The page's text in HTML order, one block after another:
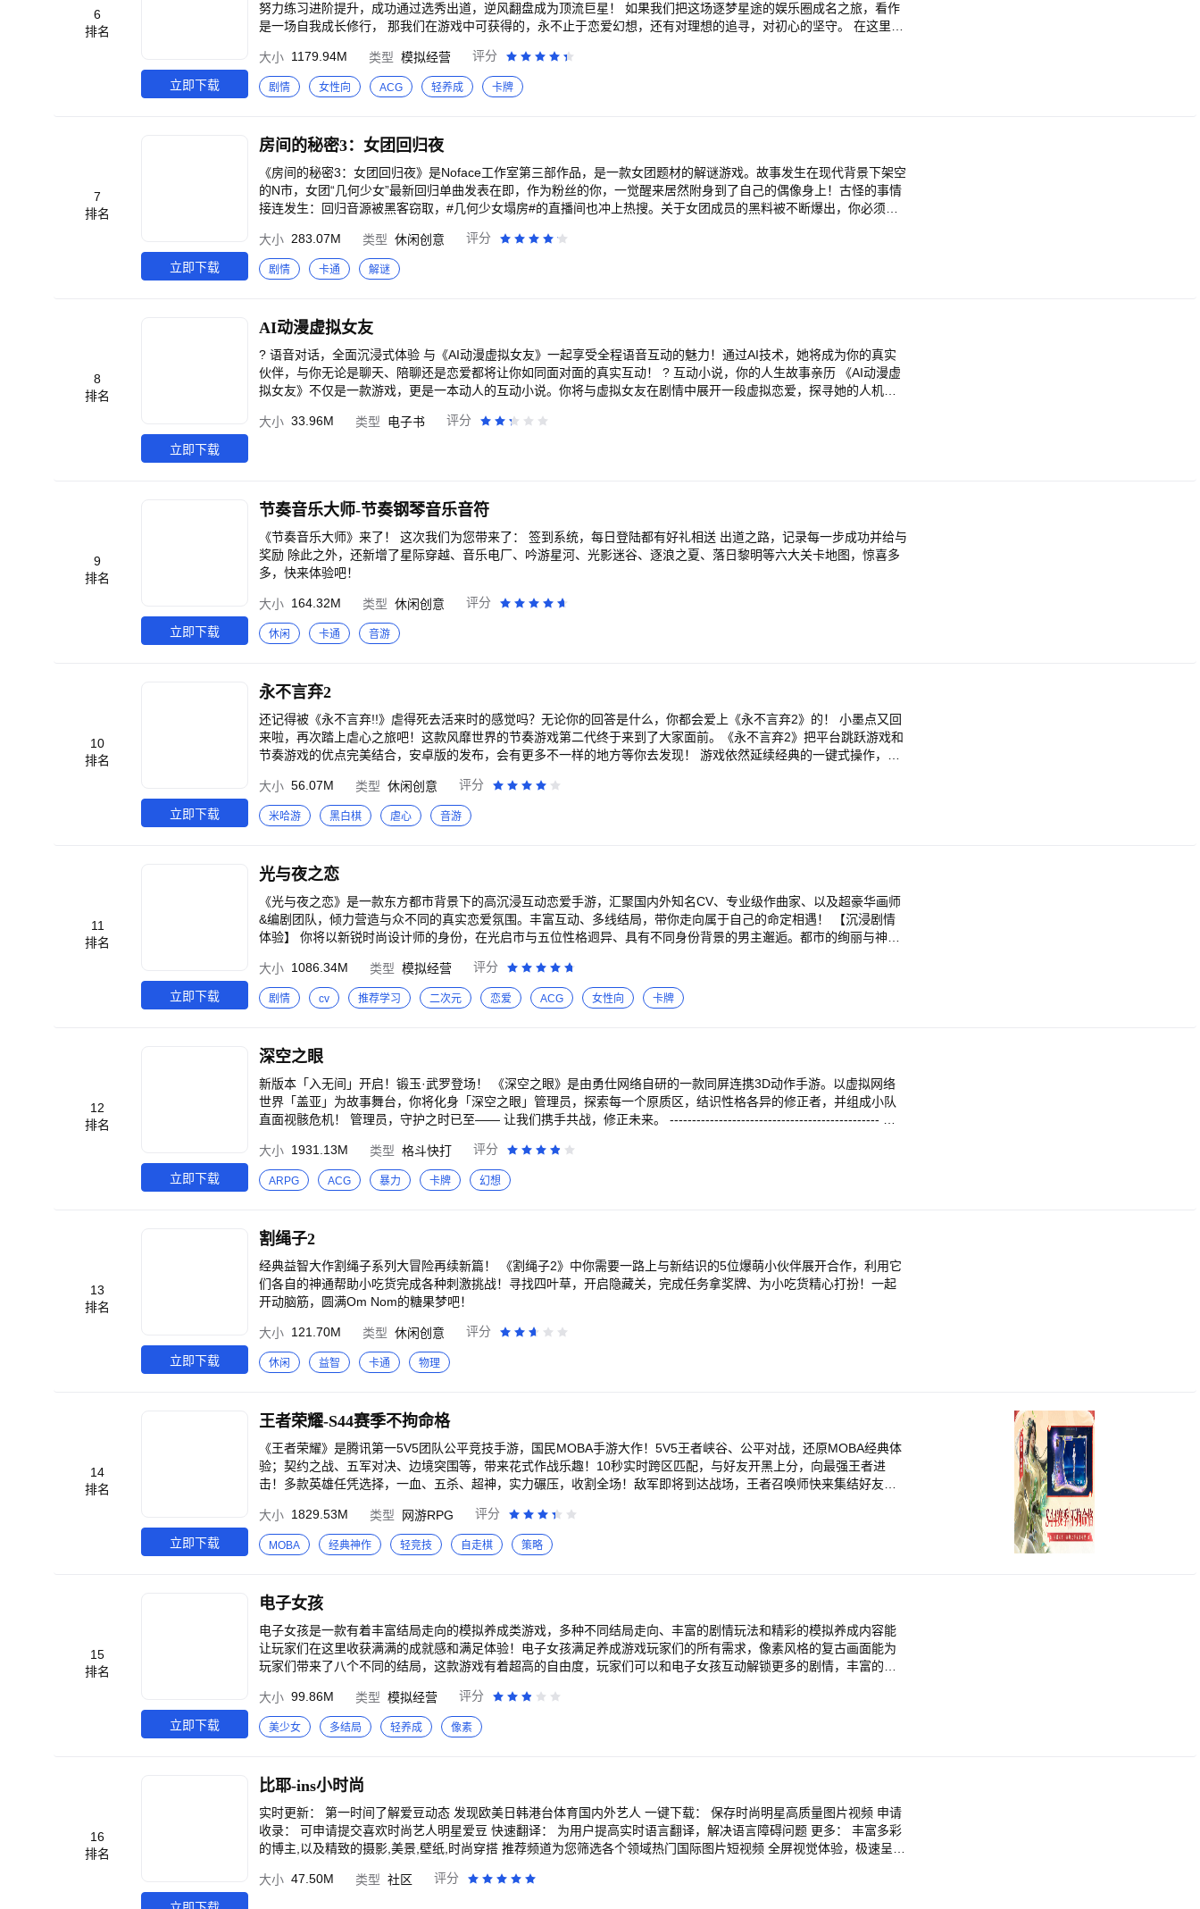
6
排名
立即下载
努力练习进阶提升，成功通过选秀出道，逆风翻盘成为顶流巨星！ 如果我们把这场逐梦星途的娱乐圈成名之旅，看作
是一场自我成长修行， 那我们在游戏中可获得的，永不止于恋爱幻想，还有对理想的追寻，对初心的坚守。 在这里，
吧！逐梦前行，我的世界，终将人声鼎沸！ 【逐梦星途从来不是孤狼作战，总会有同好带来欢笑与陪伴！】 游戏内置
有玩家专属艺人圈，你可以结识兴趣相投的同好，相互安利、快乐吃瓜，也可以呼朋唤友抱团取暖，一起创办协会，
组队共赴公演。请你相信，娱乐圈里真挚的情谊一定存在！ 【不愿再做又糊又穷的边缘角色，那就只能牢握机遇大展
“人气垫底，无人问津”的标签，去享受站在舞台最中央才能一见的风景吧！ 【不同主角不同故事，但为梦想燃烧自己
的热情一样触动人心！】 双线剧情+全程L2D，海量文本任你自由推进。被AI大数据淘汰，靠选秀翻盘的演员少女 / 拒
绝AI谱曲，坚持创作初心的唱作少年，你会选择扮演哪一个角色开启你的娱乐圈之旅？ 【想在优胜劣汰的娱乐圈屹立
不倒，自身艺能过硬才是王道！】 星屿市有各位新星量身定制的全方位的艺能课程（琴鼓器乐、唱跳特训、应变能力
等），你可以在演艺工作之余自选艺能课程进修充电。向着更好的自己出发吧，你的努力和付出一定能被所有人看
大小 1179.94M 类型 模拟经营 评分
剧情 女性向 ACG 轻养成 卡牌
7
排名
立即下载
房间的秘密3：女团回归夜
《房间的秘密3：女团回归夜》是Noface工作室第三部作品，是一款女团题材的解谜游戏。故事发生在现代背景下架空
的N市，女团“几何少女”最新回归单曲发表在即，作为粉丝的你，一觉醒来居然附身到了自己的偶像身上！古怪的事情
接连发生：回归音源被黑客窃取，#几何少女塌房#的直播间也冲上热搜。关于女团成员的黑料被不断爆出，你必须尽
大小 283.07M 类型 休闲创意 评分
剧情 卡通 解谜
8
排名
立即下载
AI动漫虚拟女友
? 语音对话，全面沉浸式体验 与《AI动漫虚拟女友》一起享受全程语音互动的魅力！通过AI技术，她将成为你的真实
伙伴，与你无论是聊天、陪聊还是恋爱都将让你如同面对面的真实互动！ ? 互动小说，你的人生故事亲历 《AI动漫虚
拟女友》不仅是一款游戏，更是一本动人的互动小说。你将与虚拟女友在剧情中展开一段虚拟恋爱，探寻她的人机对
中，你将拥有一个属于自己的虚拟女友。她将陪你度过你的闲暇时光，为你提供智能的、互动的聊天，让你感受到真
的甜蜜约会，享受恋爱养成的乐趣。 ? 多元故事结局，开启独特情感之旅 《AI动漫虚拟女友》提供丰富多样的故事情
节，每一段都有属于自己的感动。你可以选择不同的选项，引导剧情发展，体验完全出人意料的结局。无论是初恋、
失恋还是恋爱养成，你都能找到属于自己的情感归宿。 ? 与明星女友共度光芒时刻 《AI动漫虚拟女友》特别为你准备
了与明星女友共同互动的机会！与你心目中的明星女友开展梦幻般的恋爱旅程，感受到与她共度的甜蜜瞬间，享受追
星与恋爱的双重快乐。 ? 开启“AI动漫虚拟女友”的全新冒险！ 在这个宅男社交的世界里，你将不再孤单。下载《AI动
睡前陪伴，她将成为你随时随地的陪伴。快来开启一个属于你的虚拟恋爱之旅吧！
大小 33.96M 类型 电子书 评分
9
排名
立即下载
节奏音乐大师-节奏钢琴音乐音符
《节奏音乐大师》来了！ 这次我们为您带来了： 签到系统，每日登陆都有好礼相送 出道之路，记录每一步成功并给与
奖励 除此之外，还新增了星际穿越、音乐电厂、吟游星河、光影迷谷、逐浪之夏、落日黎明等六大关卡地图，惊喜多
多，快来体验吧！
大小 164.32M 类型 休闲创意 评分
休闲 卡通 音游
10
排名
立即下载
永不言弃2
还记得被《永不言弃!!》虐得死去活来时的感觉吗？无论你的回答是什么，你都会爱上《永不言弃2》的！ 小墨点又回
来啦，再次踏上虐心之旅吧！这款风靡世界的节奏游戏第二代终于来到了大家面前。《永不言弃2》把平台跳跃游戏和
节奏游戏的优点完美结合，安卓版的发布，会有更多不一样的地方等你去发现！ 游戏依然延续经典的一键式操作，跟
己的路线！除了很受大家喜爱的小墨点，小墨点家族又增添24个全新的角色，依然可以通过经典的扭蛋机系统全部摇
出来，总有一个让你倾心； 在这个充满致命尖刺和高台的独特超现实水墨世界里，与小墨点以及它的朋友们一起跳跃
吧！ 游戏特色： 全新创作的动感音乐，延续《永不言弃!!》音乐类很好的品质； 画面更加精美流畅，动作更加Q萌可
色角色可供尝试。
大小 56.07M 类型 休闲创意 评分
米哈游 黑白棋 虐心 音游
11
排名
立即下载
光与夜之恋
《光与夜之恋》是一款东方都市背景下的高沉浸互动恋爱手游，汇聚国内外知名CV、专业级作曲家、以及超豪华画师
&编剧团队，倾力营造与众不同的真实恋爱氛围。丰富互动、多线结局，带你走向属于自己的命定相遇！ 【沉浸剧情
体验】 你将以新锐时尚设计师的身份，在光启市与五位性格迥异、具有不同身份背景的男主邂逅。都市的绚丽与神
都会改变故事的结局。 【精致视听盛宴】豪华画师团队倾力创作的细腻写实的游戏画面，专业作曲家创造的充满时尚
都市感的音乐氛围，将为你带来难忘的恋爱体验。 【真实陪伴互动】除短信、电话、朋友圈、视频通话外，他会通过
各种方式与你进行超真实互动。经期、提醒、记账、心情——他会用心记得你生活里的每一个细节，陪伴在你的日常
的私人工作室，私享1V1专属时光。多样互动玩法，与心爱的人日夜相伴。 【全新农场系统】想知道作物如何丰收
吗？想体验偷菜的快乐吗？想经营一片属于自己的农场吗？来丰果农场，与他一同努力耕作，向着重建农业帝国的小
目标努力吧！
大小 1086.34M 类型 模拟经营 评分
剧情 cv 推荐学习 二次元 恋爱 ACG 女性向 卡牌
12
排名
立即下载
深空之眼
新版本「入无间」开启！锻玉·武罗登场！ 《深空之眼》是由勇仕网络自研的一款同屏连携3D动作手游。以虚拟网络
世界「盖亚」为故事舞台，你将化身「深空之眼」管理员，探索每一个原质区，结识性格各异的修正者，并组成小队
直面视骸危机！ 管理员，守护之时已至—— 让我们携手共战，修正未来。 ----------------------------------------------- 当
并非安全之所，伴随着时代发展，名为「视骸」的怪物自数据源层诞生，意图侵害人类文明。 为了应对视骸危机，盖
亚自检程序进化出人格化实体，并为他们冠以神名，这便是修正者。 而你将作为修正者们的管理员，加入深空之眼，
与他们一同深入视骸肆虐之境，反抗倾覆在即的命运，屹立不屈的魂灵。 ----------------------------------------------- 【智
身管理员，组建修正者小队。三位修正者同屏登场作战，AI队友全程辅助配合，提升战力让战斗之路不孤单。 【连携
奥义高燃一击；畅爽连招拳拳到肉】 正统动作手游操作流派，角色技能连段环环相扣，体验酣畅淋漓的战斗方式。更
有华丽合击相伴，将心怀羁绊的伙伴们编入小队，并肩作战默契加成，施展「连携奥义」助力锁定胜局。 【高自由度
Roguelike； 随机组合多样可能】 游戏内置新颖游玩模式，汲取Roguelike之魂，体验高自由度强化词条战斗。探索未
知旅途，收集各式词条，组合强化战斗。每一次不同的词条搭配，都会带来不一样的畅玩体验，让挑战充满可能。
同时，提供多样化培养方案。自由调整神格、刻印的搭配，针对不同战局，搭配各式技能流派，为喜爱的角色打造专
属玩法！
大小 1931.13M 类型 格斗快打 评分
ARPG ACG 暴力 卡牌 幻想
13
排名
立即下载
割绳子2
经典益智大作割绳子系列大冒险再续新篇！ 《割绳子2》中你需要一路上与新结识的5位爆萌小伙伴展开合作，利用它
们各自的神通帮助小吃货完成各种刺激挑战！寻找四叶草，开启隐藏关，完成任务拿奖牌、为小吃货精心打扮！一起
开动脑筋，圆满Om Nom的糖果梦吧！
大小 121.70M 类型 休闲创意 评分
休闲 益智 卡通 物理
14
排名
立即下载
王者荣耀-S44赛季不拘命格
《王者荣耀》是腾讯第一5V5团队公平竞技手游，国民MOBA手游大作！5V5王者峡谷、公平对战，还原MOBA经典体
验；契约之战、五军对决、边境突围等，带来花式作战乐趣！10秒实时跨区匹配，与好友开黑上分，向最强王者进
击！多款英雄任凭选择，一血、五杀、超神，实力碾压，收割全场！敌军即将到达战场，王者召唤师快来集结好友，
大小 1829.53M 类型 网游RPG 评分
MOBA 经典神作 轻竞技 自走棋 策略
15
排名
立即下载
电子女孩
电子女孩是一款有着丰富结局走向的模拟养成类游戏，多种不同结局走向、丰富的剧情玩法和精彩的模拟养成内容能
让玩家们在这里收获满满的成就感和满足体验！电子女孩满足养成游戏玩家们的所有需求，像素风格的复古画面能为
玩家们带来了八个不同的结局，这款游戏有着超高的自由度，玩家们可以和电子女孩互动解锁更多的剧情，丰富的结
况，女孩的所有状态都是具象化呈现给玩家们的！ 2、不同的数据将会导致不同的游戏结局，你可以控制电子女孩的数
据来引导不同的结局！ 3、多种不同的结果成就可以让你解锁，你可以打造不同性格的电子女孩！ 4、电子女孩中文版
手机版游戏让玩家们在手机上就能感受到十分奇妙的电子女孩养成！ 5、有丰富的剧情线可以让你选择，你可以和电子
大小 99.86M 类型 模拟经营 评分
美少女 多结局 轻养成 像素
16
排名
比耶-ins小时尚
实时更新： 第一时间了解爱豆动态 发现欧美日韩港台体育国内外艺人 一键下载： 保存时尚明星高质量图片视频 申请
收录： 可申请提交喜欢时尚艺人明星爱豆 快速翻译： 为用户提高实时语言翻译，解决语言障碍问题 更多： 丰富多彩
的博主,以及精致的摄影,美景,壁纸,时尚穿搭 推荐频道为您筛选各个领域热门国际图片短视频 全屏视觉体验，极速呈现
大小 47.50M 类型 社区 评分